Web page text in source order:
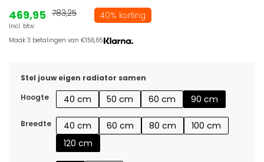
469,95
Incl. btw
783,25 40% korting
Maak 3 betalingen van €156,65.
Stel jouw eigen radiator samen
Hoogte
40 cm 50 cm 60 cm 90 cm
Breedte 40 cm 60 cm 80 cm
100 cm
120 cm